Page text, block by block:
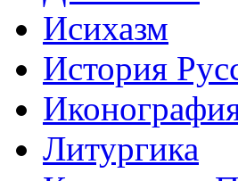
Исихазм
История
Литургика